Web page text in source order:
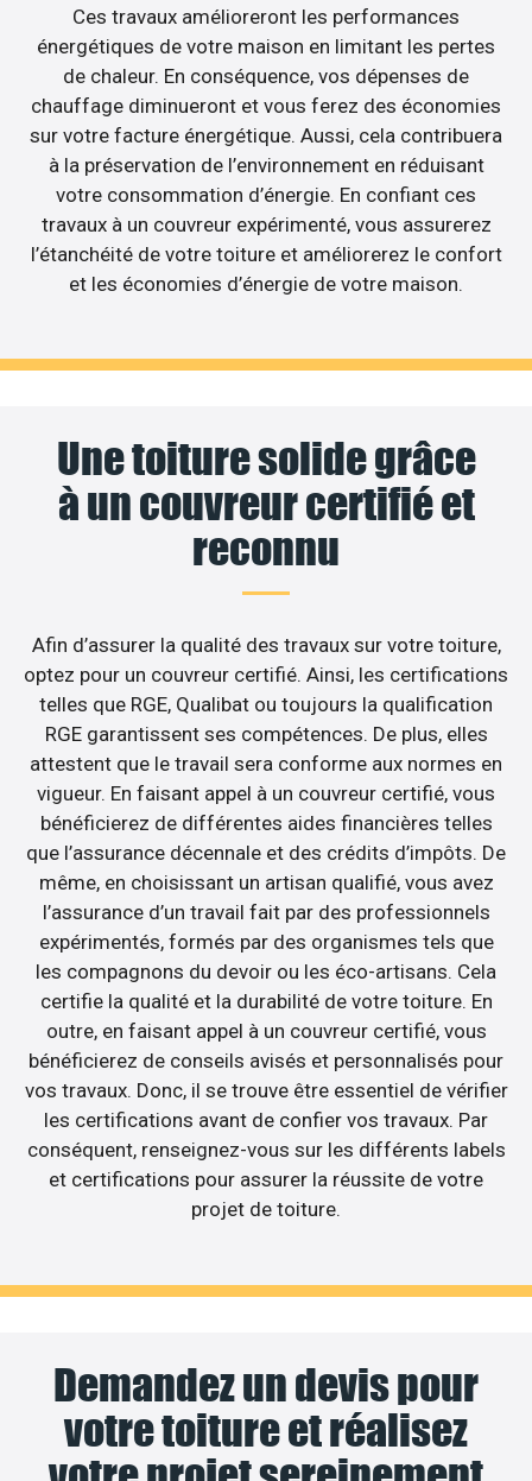
Ces travaux amélioreront les performances
énergétiques de votre maison en limitant les pertes
de chaleur. En conséquence, vos dépenses de
chauffage diminueront et vous ferez des économies
sur votre facture énergétique. Aussi, cela contribuera
à la préservation de l’environnement en réduisant
votre consommation d’énergie. En confiant ces
travaux à un couvreur expérimenté, vous assurerez
l’étanchéité de votre toiture et améliorerez le confort
et les économies d’énergie de votre maison.
Une toiture solide grâce
à un couvreur certifié et
reconnu
Afin d’assurer la qualité des travaux sur votre toiture,
optez pour un couvreur certifié. Ainsi, les certifications
telles que RGE, Qualibat ou toujours la qualification
RGE garantissent ses compétences. De plus, elles
attestent que le travail sera conforme aux normes en
vigueur. En faisant appel à un couvreur certifié, vous
bénéficierez de différentes aides financières telles
que l’assurance décennale et des crédits d’impôts. De
même, en choisissant un artisan qualifié, vous avez
l’assurance d’un travail fait par des professionnels
expérimentés, formés par des organismes tels que
les compagnons du devoir ou les éco-artisans. Cela
certifie la qualité et la durabilité de votre toiture. En
outre, en faisant appel à un couvreur certifié, vous
bénéficierez de conseils avisés et personnalisés pour
vos travaux. Donc, il se trouve être essentiel de vérifier
les certifications avant de confier vos travaux. Par
conséquent, renseignez-vous sur les différents labels
et certifications pour assurer la réussite de votre
projet de toiture.
Demandez un devis pour
votre toiture et réalisez